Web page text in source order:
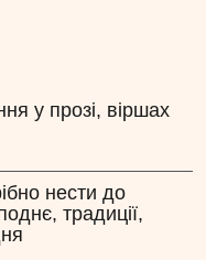
у прозі, віршах
нести до
традиції,